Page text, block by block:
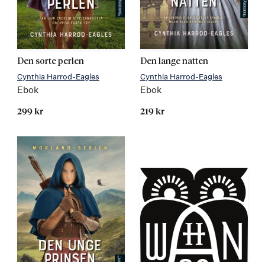
Den sorte perlen
Cynthia Harrod-Eagles
Ebok
299 kr
Den lange natten
Cynthia Harrod-Eagles
Ebok
219 kr